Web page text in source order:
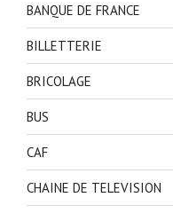
BANQUE DE FRANCE
BILLETTERIE
BRICOLAGE
BUS
CAF
CHAINE DE TELEVISION